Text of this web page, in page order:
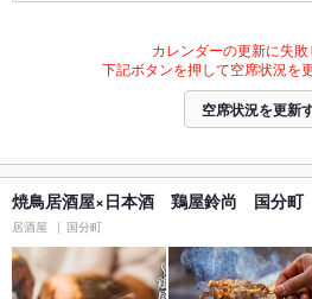
カレンダーの更新に失敗
下記ボタンを押して空席状況を
空席状況を更新
焼鳥居酒屋×日本酒 鶏屋鈴尚 国分町
居酒屋 国分町